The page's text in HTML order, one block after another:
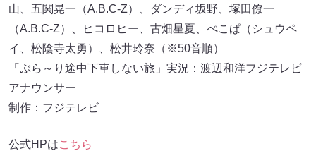
山、五関晃一（A.B.C-Z）、ダンディ坂野、塚田僚一
（A.B.C-Z）、ヒコロヒー、古畑星夏、ぺこぱ（シュウペ
イ、松陰寺太勇）、松井玲奈（※50音順）
「ぶら～り途中下車しない旅」実況：渡辺和洋フジテレビ
アナウンサー
制作：フジテレビ
公式HPはこちら